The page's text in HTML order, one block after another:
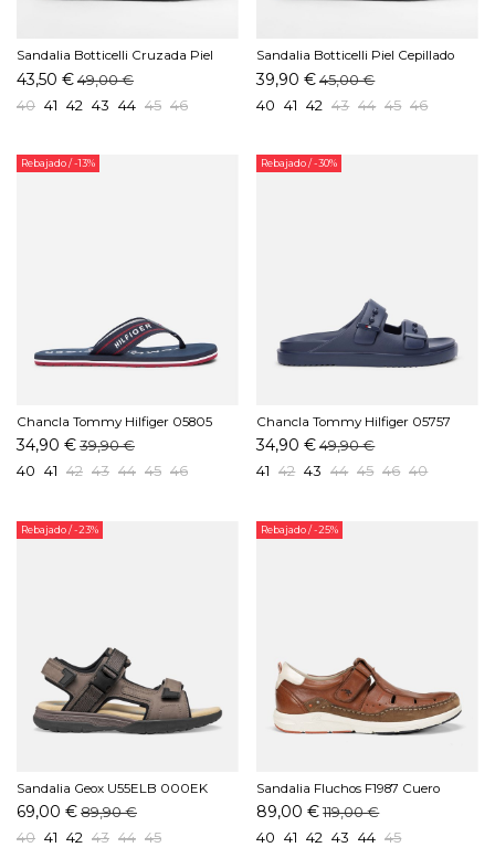
Sandalia Botticelli Cruzada Piel
Cepillado Moka
43,50 €49,00 €
40 41 42 43 44 45 46
Sandalia Botticelli Piel Cepillado
Moka
39,90 € 45,00 €
40 41 42 43 44 45 46
Rebajado/ -13%
Chancla Tommy Hilfiger 05805
DW5 Marino
34,90 €39,90 €
40 41 42 43 44 45 46
Rebajado/ -30%
Chancla Tommy Hilfiger 05757
DW5 Marino
34,90 € 49,90 €
41 42 43 44 45 46 40
Rebajado/ -23%
Sandalia Geox U55ELB 000EK
C1381 Gris
69,00 €89,90 €
40 41 42 43 44 45
Rebajado/ -25%
Sandalia Fluchos F1987 Cuero
89,00 € 119,00 €
40 41 42 43 44 45